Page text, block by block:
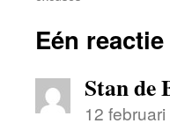
Eén
Stan de
12